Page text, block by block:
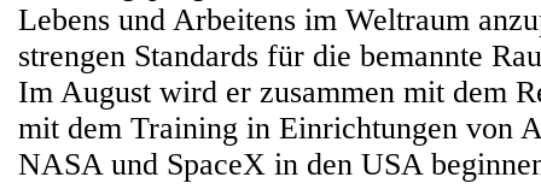
Lebens und Arbeitens im Weltraum
strengen Standards für die bemannte
Im August wird er zusammen mit dem
mit dem Training in Einrichtungen von
NASA und SpaceX in den USA